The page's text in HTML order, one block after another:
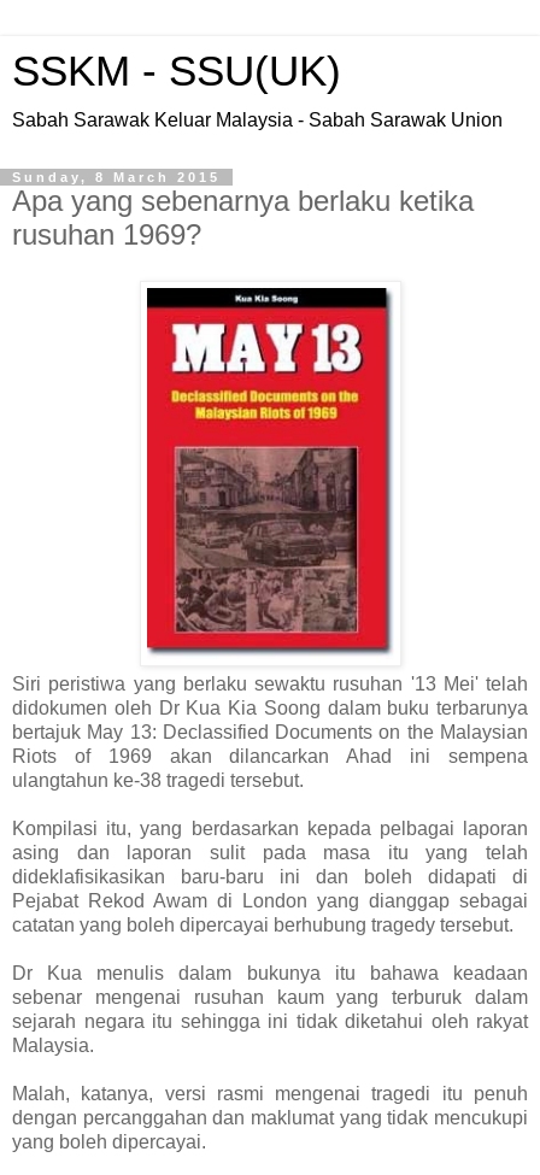
SSKM - SSU(UK)
Sabah Sarawak Keluar Malaysia - Sabah Sarawak Union
Sunday, 8 March 2015
Apa yang sebenarnya berlaku ketika
rusuhan 1969?
Siri peristiwa yang berlaku sewaktu rusuhan '13 Mei' telah
didokumen oleh Dr Kua Kia Soong dalam buku terbarunya
bertajuk May 13: Declassified Documents on the Malaysian
Riots of 1969 akan dilancarkan Ahad ini sempena
ulangtahun ke-38 tragedi tersebut.
Kompilasi itu, yang berdasarkan kepada pelbagai laporan
asing dan laporan sulit pada masa itu yang telah
dideklafisikasikan baru-baru ini dan boleh didapati di
Pejabat Rekod Awam di London yang dianggap sebagai
catatan yang boleh dipercayai berhubung tragedy tersebut.
Dr Kua menulis dalam bukunya itu bahawa keadaan
sebenar mengenai rusuhan kaum yang terburuk dalam
sejarah negara itu sehingga ini tidak diketahui oleh rakyat
Malaysia.
Malah, katanya, versi rasmi mengenai tragedi itu penuh
dengan percanggahan dan maklumat yang tidak mencukupi
yang boleh dipercayai.